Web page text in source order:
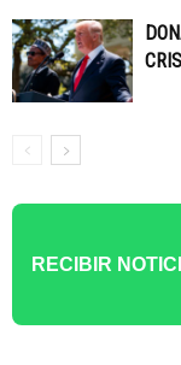
RECIBIR